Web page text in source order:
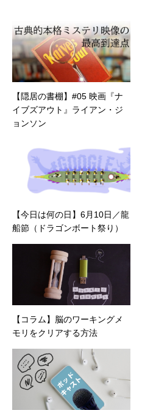
【隠居の書棚】#05 映画『ナ
イブズアウト』ライアン・ジ
ョンソン
【今日は何の日】6月10日／龍
船節（ドラゴンボート祭り）
【コラム】脳のワーキングメ
モリをクリアする方法